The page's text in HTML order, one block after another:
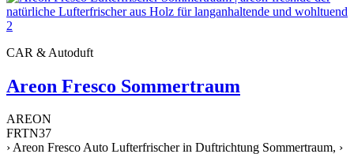
CAR & Autoduft
Areon Fresco Sommertraum
AREON
FRTN37
› Areon Fresco Auto Lufterfrischer in Duftrichtung Sommertraum, ›